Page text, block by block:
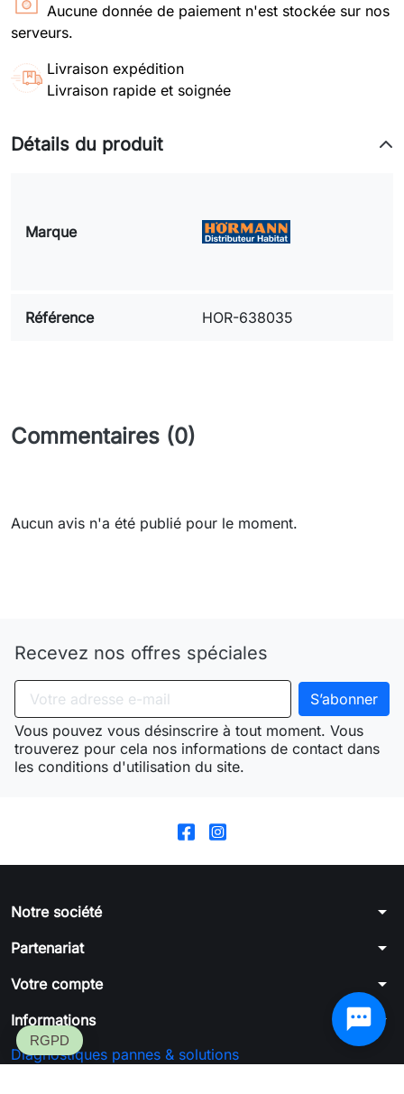
Aucune donnée de paiement n'est stockée sur nos
serveurs.
Livraison expédition
Livraison rapide et soignée
Détails du produit
Marque
Référence HOR-638035
Commentaires (0)
Aucun avis n'a été publié pour le moment.
Recevez nos offres spéciales
Vous pouvez vous désinscrire à tout moment. Vous
trouverez pour cela nos informations de contact dans
les conditions d'utilisation du site.
Notre société arrow_drop_down
Partenariat arrow_drop_down
Votre compte arrow_drop_down
Informations arrow_drop_down
Diagnostiques pannes & solutions